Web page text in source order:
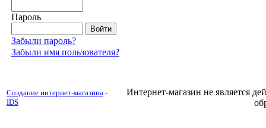
Пароль
Забыли пароль?
Забыли имя пользователя?
Создание интернет-магазина -
IDS
Интернет-магазин не является